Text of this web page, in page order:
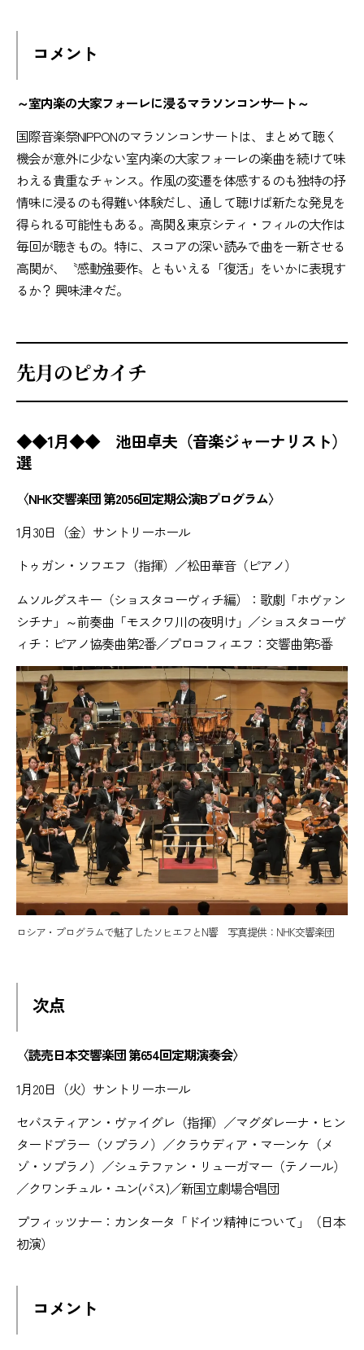
コメント
～室内楽の大家フォーレに浸るマラソンコンサート～
国際音楽祭NIPPONのマラソンコンサートは、まとめて聴く
機会が意外に少ない室内楽の大家フォーレの楽曲を続けて味
わえる貴重なチャンス。作風の変遷を体感するのも独特の抒
情味に浸るのも得難い体験だし、通して聴けば新たな発見を
得られる可能性もある。高関＆東京シティ・フィルの大作は
毎回が聴きもの。特に、スコアの深い読みで曲を一新させる
高関が、〝感動強要作〟ともいえる「復活」をいかに表現す
るか？ 興味津々だ。
先月のピカイチ
◆◆1月◆◆ 池田卓夫（音楽ジャーナリスト）
選
〈NHK交響楽団 第2056回定期公演Bプログラム〉
1月30日（金）サントリーホール
トゥガン・ソフエフ（指揮）／松田華音（ピアノ）
ムソルグスキー（ショスタコーヴィチ編）：歌劇「ホヴァン
シチナ」～前奏曲「モスクワ川の夜明け」／ショスタコーヴ
ィチ：ピアノ協奏曲第2番／プロコフィエフ：交響曲第5番
ロシア・プログラムで魅了したソヒエフとN響 写真提供：NHK交響楽団
次点
〈読売日本交響楽団 第654回定期演奏会〉
1月20日（火）サントリーホール
セバスティアン・ヴァイグレ（指揮）／マグダレーナ・ヒン
タードブラー（ソプラノ）／クラウディア・マーンケ（メ
ゾ・ソプラノ）／シュテファン・リューガマー（テノール）
／クワンチュル・ユン(バス)／新国立劇場合唱団
プフィッツナー：カンタータ「ドイツ精神について」（日本
初演）
コメント